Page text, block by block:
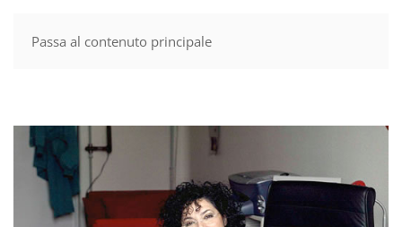
Passa al contenuto principale
MENU